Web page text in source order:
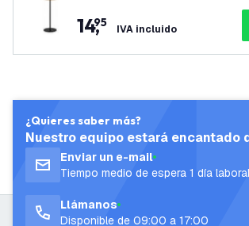
por USB-C – Negro Mate – 200
enes – 2700K–5000K – IP54 –
ría de 4400mAh - Nyra
14,
95 IVA incluido
¿Quieres saber más?
Nuestro equipo estará encantado
Enviar un e-mail
Tiempo medio de espera 1 día
Llámanos
Disponible de 09:00 a 17:00